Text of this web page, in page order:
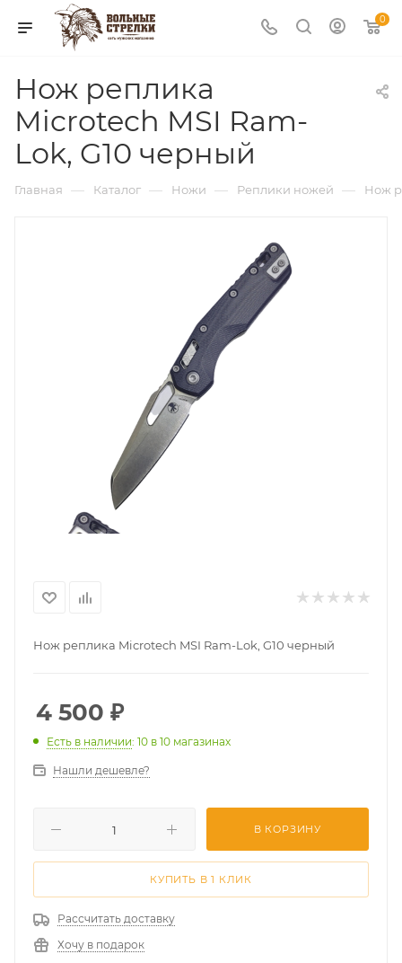
0
Нож реплика
Microtech MSI Ram-
Lok, G10 черный
Главная — Каталог — Ножи — Реплики ножей — Нож
Нож реплика Microtech MSI Ram-Lok, G10 черный
4 500 ₽
Есть в наличии: 10 в 10 магазинах
Нашли дешевле?
В КОРЗИНУ
КУПИТЬ В 1 КЛИК
Рассчитать доставку
Хочу в подарок